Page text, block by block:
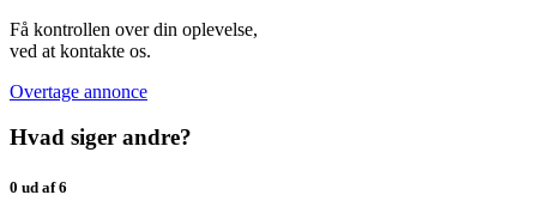
Få kontrollen over din oplevelse,
ved at kontakte os.
Overtage annonce
Hvad siger andre?
0 ud af 6